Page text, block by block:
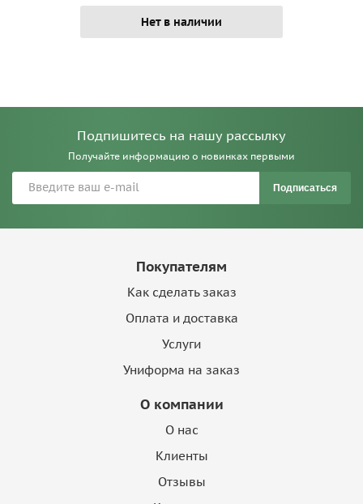
Нет в наличии
Подпишитесь на нашу рассылку
Получайте информацию о новинках первыми
Подписаться
Покупателям
Как сделать заказ
Оплата и доставка
Услуги
Униформа на заказ
О компании
О нас
Клиенты
Отзывы